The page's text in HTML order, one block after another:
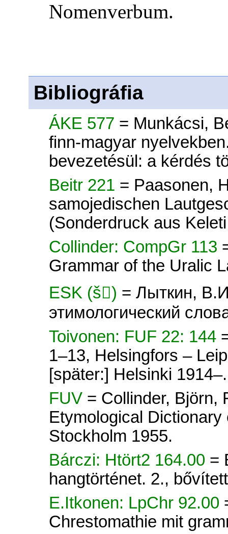
Nomenverbum.
Bibliográfia
ÁKE 577 = Munkácsi,
finn-magyar
bevezetésül: a kérdés
Beitr 221 = Paasonen,
samojedischen
(Sonderdruck aus
Collinder: CompGr 113
Grammar of the Uralic
ESK (š) = Лыткин,
этимологический
Toivonen: FUF 22: 144
1–13, Helsingfors –
[später:] Helsinki 1914–.
FUV = Collinder, Björn,
Etymological
Stockholm 1955.
Bárczi: Htört2 164.00 =
hangtörténet. 2.,
E.Itkonen: LpChr 92.00
Chrestomathie mit